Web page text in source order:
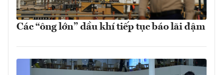
Các “ông lớn” dầu khí tiếp tục báo lãi đậm